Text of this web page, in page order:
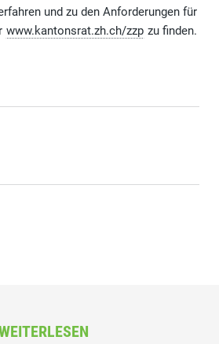
und zu den Anforderungen für
www.kantonsrat.zh.ch/zzp zu finden.